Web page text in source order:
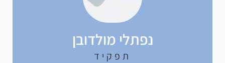
נפתלי מולדובן
תפקיד